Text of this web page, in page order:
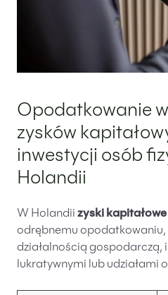
Opodatkowanie
zysków
inwestycji osób
Holandii
W Holandii zyski kapitałowe
odrębnemu opodatkowaniu,
działalnością gospodarczą,
lukratywnymi lub udziałami